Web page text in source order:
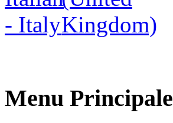
Menu Principale